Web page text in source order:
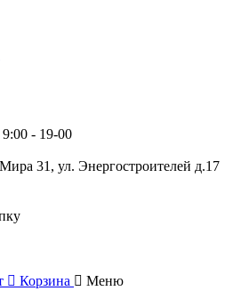
9:00 - 19-00
31, ул. Энергостроителей д.17
Корзина Меню